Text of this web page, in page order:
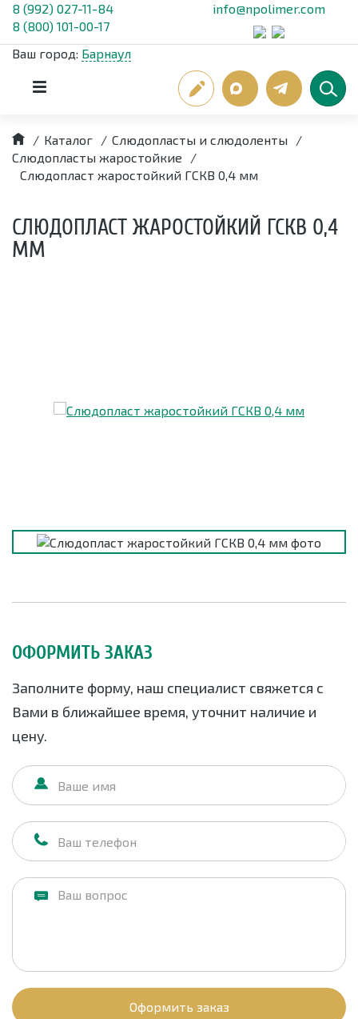
8 (992) 027-11-84
8 (800) 101-00-17
info@npolimer.com
Ваш город: Барнаул
/ Каталог / Слюдопласты и слюдоленты
/
Слюдопласты жаростойкие
/
Слюдопласт жаростойкий ГСКВ 0,4 мм
СЛЮДОПЛАСТ ЖАРОСТОЙКИЙ ГСКВ 0,4
ММ
ОФОРМИТЬ ЗАКАЗ
Заполните форму, наш специалист свяжется с
Вами в ближайшее время, уточнит наличие и
цену.
Оформить заказ